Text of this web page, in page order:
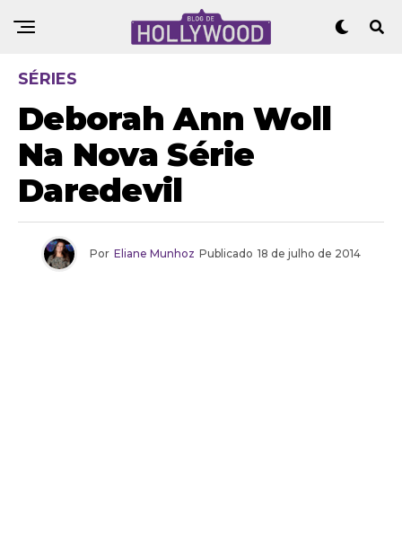
SÉRIES
Deborah Ann Woll
Na Nova Série
Daredevil
Por Eliane Munhoz Publicado 18 de julho de 2014